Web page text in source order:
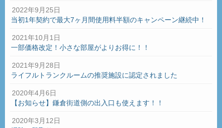
2022年9月25日
当初1年契約で最大7ヶ月間使用料半額のキャンペーン継続中！
2021年10月1日
一部価格改定！小さな部屋がよりお得に！！
2021年9月28日
ライフルトランクルームの推奨施設に認定されました
2020年4月6日
【お知らせ】鎌倉街道側の出入口も使えます！！
2020年3月12日